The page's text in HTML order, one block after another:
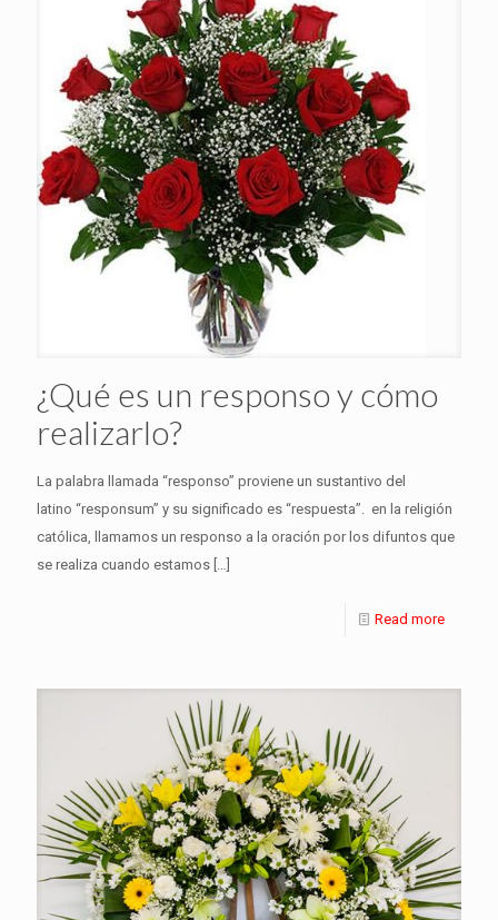
¿Qué es un responso y cómo
realizarlo?
La palabra llamada “responso” proviene un sustantivo del
latino “responsum” y su significado es “respuesta”. en la religión
católica, llamamos un responso a la oración por los difuntos que
se realiza cuando estamos […]
Read more